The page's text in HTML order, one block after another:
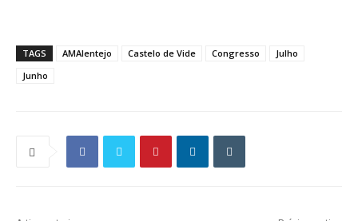
TAGS AMAlentejo Castelo de Vide Congresso
Julho
Junho